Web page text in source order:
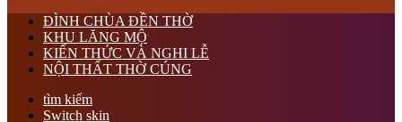
ĐÌNH CHÙA ĐỀN THỜ
KHU LĂNG MỘ
KIẾN THỨC VÀ NGHI LỄ
NỘI THẤT THỜ CÚNG
tìm kiếm
Switch skin